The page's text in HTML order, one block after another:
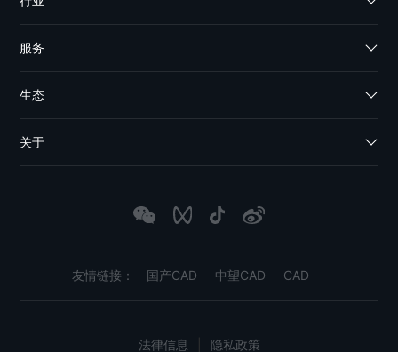
服务
生态
关于
友情链接： 国产CAD 中望CAD CAD
法律信息 隐私政策